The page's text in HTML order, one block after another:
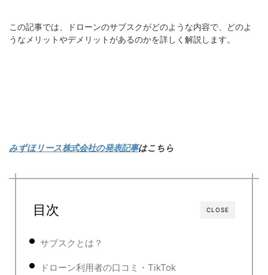
この記事では、ドローンのサブスクがどのような内容で、どのよ
うなメリットやデメリットがあるのかを詳しく解説します。
みずほリース株式会社の発表記事はこちら
CLOSE
目次
サブスクとは？
ドローン利用者の口コミ・TikTok